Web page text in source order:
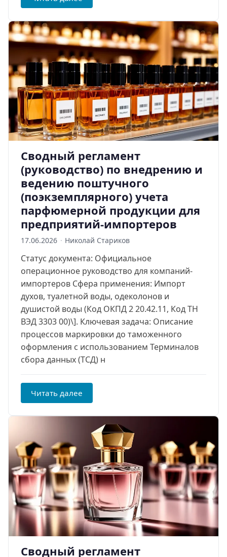
Сводный регламент
(руководство) по внедрению и
ведению поштучного
(поэкземплярного) учета
парфюмерной продукции для
предприятий-импортеров
17.06.2026 · Николай Стариков
Статус документа: Официальное
операционное руководство для компаний-
импортеров Сфера применения: Импорт
духов, туалетной воды, одеколонов и
душистой воды (Код ОКПД 2 20.42.11, Код ТН
ВЭД 3303 00)\]. Ключевая задача: Описание
процессов маркировки до таможенного
оформления с использованием Терминалов
сбора данных (ТСД) н
Читать далее
Сводный регламент